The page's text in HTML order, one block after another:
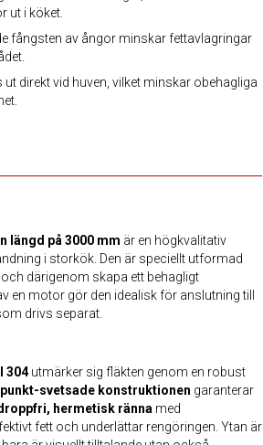
ut i köket.
fångsten av ångor minskar fettavlagringar
ut direkt vid huven, vilket minskar obehagliga
längd på 3000 mm är en högkvalitativ
i storkök. Den är speciellt utformad
därigenom skapa ett behagligt
en motor gör den idealisk för anslutning till
drivs separat.
304utmärker sig fläkten genom en robust
punkt-svetsade konstruktionen garanterar
hermetisk ränna med
fett och underlättar rengöringen. Ytan är